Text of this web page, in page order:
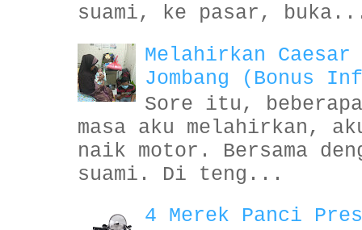
suami, ke pasar,
Melahirkan
Jombang (Bonus
Sore itu,
masa aku melahirkan,
naik motor. Bersama
suami. Di teng...
4 Merek Panci